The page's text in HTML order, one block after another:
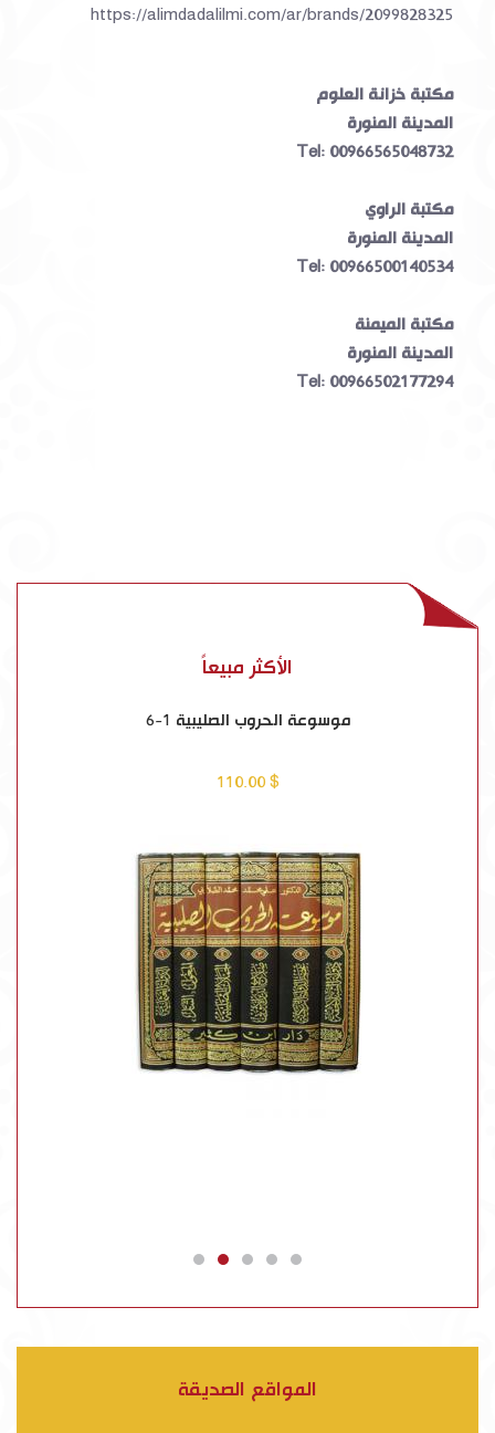
https://alimdadalilmi.com/ar/brands/2099828325
مكتبة خزانة العلوم
المدينة المنورة
Tel: 00966565048732
مكتبة الراوي
المدينة المنورة
Tel: 00966500140534
مكتبة الميمنة
المدينة المنورة
Tel: 00966502177294
الأكثر مبيعاً
موسوعة الحروب الصليبية 1-6
$ 110.00
المواقع الصديقة